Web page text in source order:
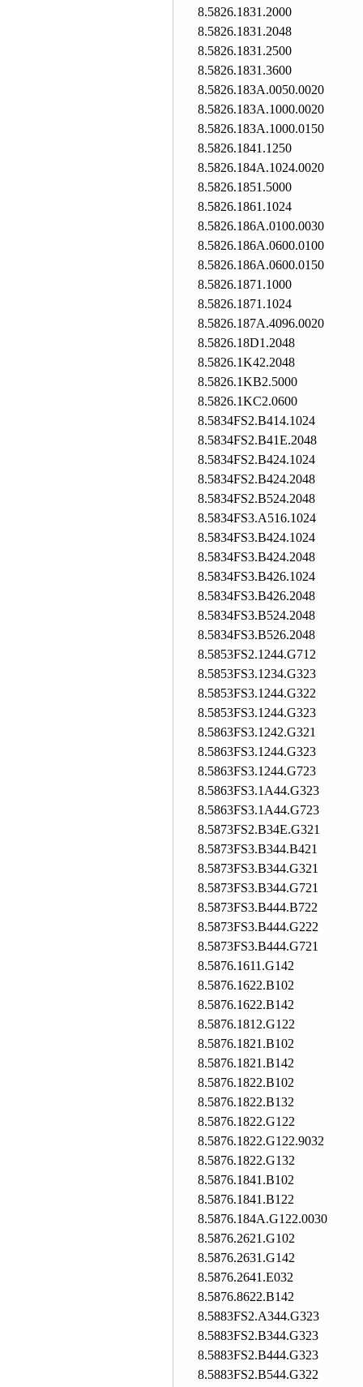
8.5826.1831.2000
8.5826.1831.2048
8.5826.1831.2500
8.5826.1831.3600
8.5826.183A.0050.0020
8.5826.183A.1000.0020
8.5826.183A.1000.0150
8.5826.1841.1250
8.5826.184A.1024.0020
8.5826.1851.5000
8.5826.1861.1024
8.5826.186A.0100.0030
8.5826.186A.0600.0100
8.5826.186A.0600.0150
8.5826.1871.1000
8.5826.1871.1024
8.5826.187A.4096.0020
8.5826.18D1.2048
8.5826.1K42.2048
8.5826.1KB2.5000
8.5826.1KC2.0600
8.5834FS2.B414.1024
8.5834FS2.B41E.2048
8.5834FS2.B424.1024
8.5834FS2.B424.2048
8.5834FS2.B524.2048
8.5834FS3.A516.1024
8.5834FS3.B424.1024
8.5834FS3.B424.2048
8.5834FS3.B426.1024
8.5834FS3.B426.2048
8.5834FS3.B524.2048
8.5834FS3.B526.2048
8.5853FS2.1244.G712
8.5853FS3.1234.G323
8.5853FS3.1244.G322
8.5853FS3.1244.G323
8.5863FS3.1242.G321
8.5863FS3.1244.G323
8.5863FS3.1244.G723
8.5863FS3.1A44.G323
8.5863FS3.1A44.G723
8.5873FS2.B34E.G321
8.5873FS3.B344.B421
8.5873FS3.B344.G321
8.5873FS3.B344.G721
8.5873FS3.B444.B722
8.5873FS3.B444.G222
8.5873FS3.B444.G721
8.5876.1611.G142
8.5876.1622.B102
8.5876.1622.B142
8.5876.1812.G122
8.5876.1821.B102
8.5876.1821.B142
8.5876.1822.B102
8.5876.1822.B132
8.5876.1822.G122
8.5876.1822.G122.9032
8.5876.1822.G132
8.5876.1841.B102
8.5876.1841.B122
8.5876.184A.G122.0030
8.5876.2621.G102
8.5876.2631.G142
8.5876.2641.E032
8.5876.8622.B142
8.5883FS2.A344.G323
8.5883FS2.B344.G323
8.5883FS2.B444.G323
8.5883FS2.B544.G322